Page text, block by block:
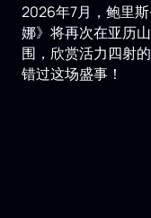
2026年7月，鲍里
娜》将再次在亚历
围，欣赏活力四射
错过这场盛事！